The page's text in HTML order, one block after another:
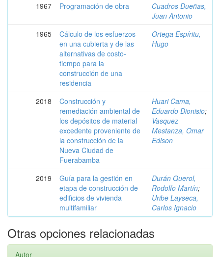
1967 Programación de obra
Cuadros Dueñas,
Juan Antonio
1965
Cálculo de los esfuerzos
en una cubierta y de las
alternativas de costo-
tiempo para la
construcción de una
residencia
Ortega Espíritu,
Hugo
2018
Construcción y
remediación ambiental de
los depósitos de material
excedente proveniente de
la construcción de la
Nueva Ciudad de
Fuerabamba
Huari Cama,
Eduardo Dionisio;
Vasquez
Mestanza, Omar
Edison
2019
Guía para la gestión en
etapa de construcción de
edificios de vivienda
multifamiliar
Durán Querol,
Rodolfo Martín;
Uribe Layseca,
Carlos Ignacio
Otras opciones relacionadas
Autor